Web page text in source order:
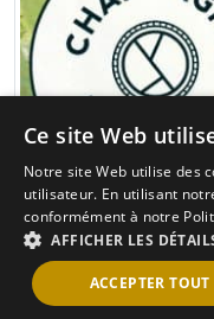
Ce site Web
Notre site Web utilise des
utilisateur. En utilisant
conformément à notre
AFFICHER LES
ACCEPTER TOUT